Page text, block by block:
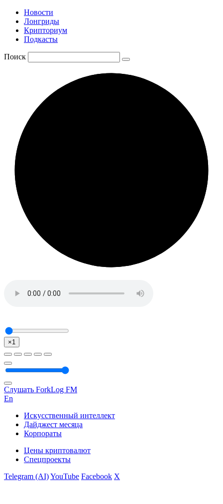
Новости
Лонгриды
Крипториум
Подкасты
Поиск
×1
Слушать ForkLog FM
En
Искусственный интеллект
Дайджест месяца
Корпораты
Цены криптовалют
Спецпроекты
Telegram (AI)YouTube Facebook X